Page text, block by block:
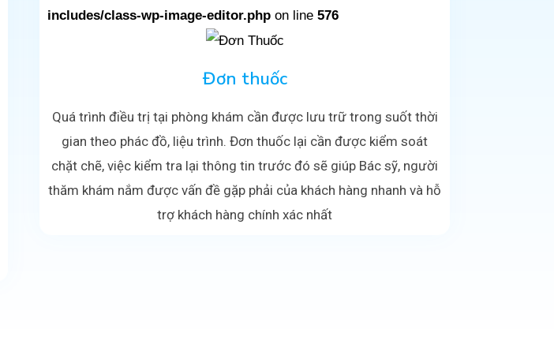
includes/class-wp-image-editor.php on line 576
Đơn thuốc
Quá trình điều trị tại phòng khám cần được lưu trữ trong suốt thời
gian theo phác đồ, liệu trình. Đơn thuốc lại cần được kiểm soát
chặt chẽ, việc kiểm tra lại thông tin trước đó sẽ giúp Bác sỹ, người
thăm khám nắm được vấn đề gặp phải của khách hàng nhanh và hỗ
trợ khách hàng chính xác nhất